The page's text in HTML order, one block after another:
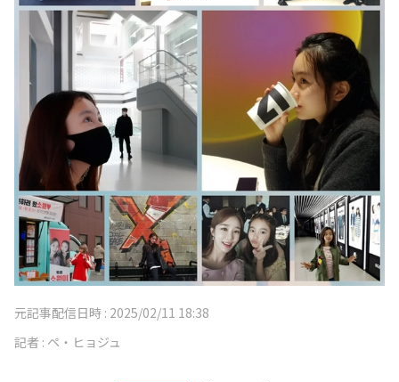
元記事配信日時 : 2025/02/11 18:38
記者 : ペ・ヒョジュ